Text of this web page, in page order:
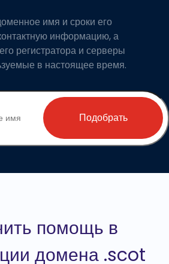
имя и сроки его
информацию, а
регистратора и серверы
в настоящее время.
Подобрать
помощь в
домена .scot